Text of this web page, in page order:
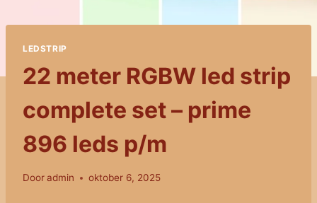
LEDSTRIP
22 meter RGBW led strip
complete set – prime
896 leds p/m
Dooradmin oktober 6, 2025